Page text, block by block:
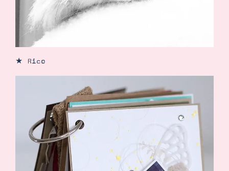
★ Rico